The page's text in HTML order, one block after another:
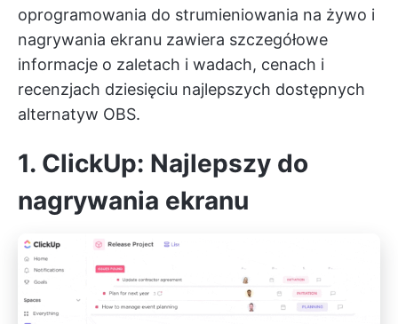
oprogramowania do strumieniowania na żywo i
nagrywania ekranu zawiera szczegółowe
informacje o zaletach i wadach, cenach i
recenzjach dziesięciu najlepszych dostępnych
alternatyw OBS.
1. ClickUp: Najlepszy do
nagrywania ekranu